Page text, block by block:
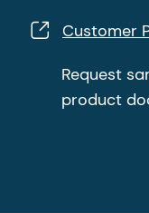
Customer
Request
product